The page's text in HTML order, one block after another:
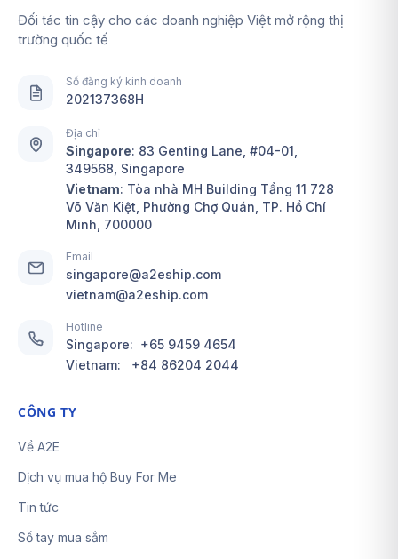
Đối tác tin cậy cho các doanh nghiệp Việt mở rộng thị
trường quốc tế
Số đăng ký kinh doanh
202137368H
Địa chỉ
Singapore: 83 Genting Lane, #04-01,
349568, Singapore
Vietnam: Tòa nhà MH Building Tầng 11 728
Võ Văn Kiệt, Phường Chợ Quán, TP. Hồ Chí
Minh, 700000
Email
singapore@a2eship.com
vietnam@a2eship.com
Hotline
Singapore: +65 9459 4654
Vietnam: +84 86204 2044
CÔNG TY
Về A2E
Dịch vụ mua hộ Buy For Me
Tin tức
Sổ tay mua sắm